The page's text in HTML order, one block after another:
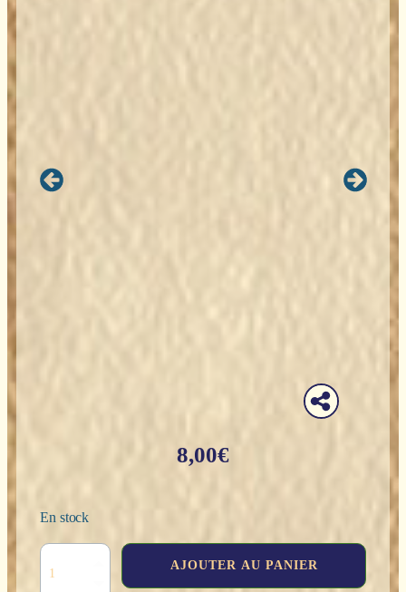
8,00€
En stock
AJOUTER AU PANIER